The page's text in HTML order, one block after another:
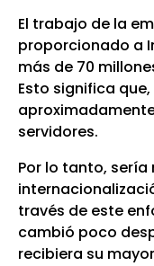
El trabajo de la
proporcionado a
más de 70
Esto significa
servidores.
Por lo tanto, sería
través de este
cambió poco
recibiera su